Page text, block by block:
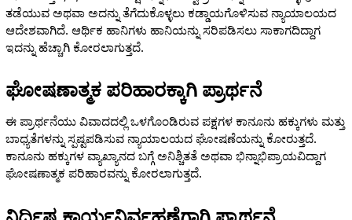
ತಡೆಯುವ ಅಥವಾ ಅದನ್ನು ತೆಗೆದುಕೊಳ್ಳಲು ಕಡ್ಡಾಯಗೊಳಿಸುವ ನ್ಯಾಯಾಲಯದ
ಆದೇಶವಾಗಿದೆ. ಆರ್ಥಿಕ ಹಾನಿಗಳು ಹಾನಿಯನ್ನು ಸರಿಪಡಿಸಲು ಸಾಕಾಗದಿದ್ದಾಗ
ಇದನ್ನು ಹೆಚ್ಚಾಗಿ ಕೋರಲಾಗುತ್ತದೆ.
ಘೋಷಣಾತ್ಮಕ ಪರಿಹಾರಕ್ಕಾಗಿ ಪ್ರಾರ್ಥನೆ
ಈ ಪ್ರಾರ್ಥನೆಯು ವಿವಾದದಲ್ಲಿ ಒಳಗೊಂಡಿರುವ ಪಕ್ಷಗಳ ಕಾನೂನು ಹಕ್ಕುಗಳು ಮತ್ತು
ಬಾಧ್ಯತೆಗಳನ್ನು ಸ್ಪಷ್ಟಪಡಿಸುವ ನ್ಯಾಯಾಲಯದ ಘೋಷಣೆಯನ್ನು ಕೋರುತ್ತದೆ.
ಕಾನೂನು ಹಕ್ಕುಗಳ ವ್ಯಾಖ್ಯಾನದ ಬಗ್ಗೆ ಅನಿಶ್ಚಿತತೆ ಅಥವಾ ಭಿನ್ನಾಭಿಪ್ರಾಯವಿದ್ದಾಗ
ಘೋಷಣಾತ್ಮಕ ಪರಿಹಾರವನ್ನು ಕೋರಲಾಗುತ್ತದೆ.